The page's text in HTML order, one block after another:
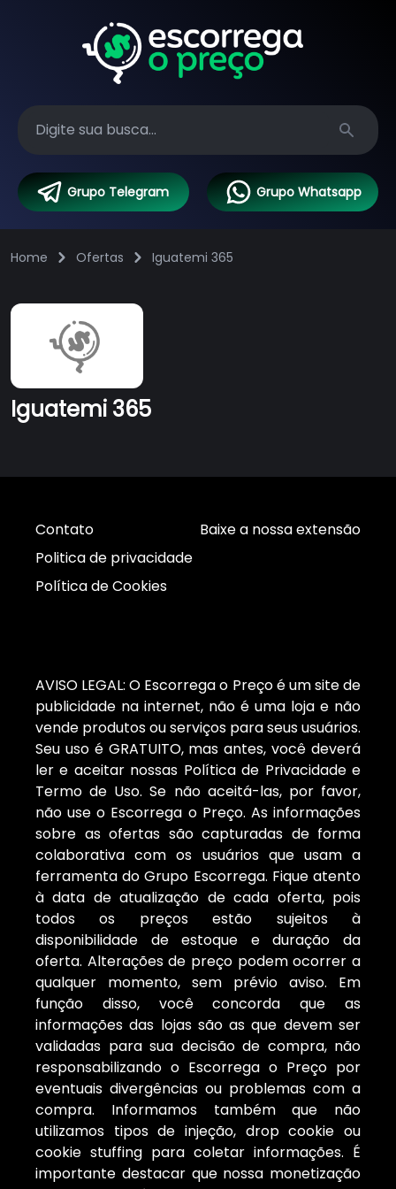
Search
Grupo Telegram Grupo Whatsapp
Home Ofertas Iguatemi 365
Iguatemi 365
Contato
Politica de privacidade
Política de Cookies
Baixe a nossa extensão
AVISO LEGAL: O Escorrega o Preço é um site de
publicidade na internet, não é uma loja e não
vende produtos ou serviços para seus usuários.
Seu uso é GRATUITO, mas antes, você deverá
ler e aceitar nossas Política de Privacidade e
Termo de Uso. Se não aceitá-las, por favor,
não use o Escorrega o Preço. As informações
sobre as ofertas são capturadas de forma
colaborativa com os usuários que usam a
ferramenta do Grupo Escorrega. Fique atento
à data de atualização de cada oferta, pois
todos os preços estão sujeitos à
disponibilidade de estoque e duração da
oferta. Alterações de preço podem ocorrer a
qualquer momento, sem prévio aviso. Em
função disso, você concorda que as
informações das lojas são as que devem ser
validadas para sua decisão de compra, não
responsabilizando o Escorrega o Preço por
eventuais divergências ou problemas com a
compra. Informamos também que não
utilizamos tipos de injeção, drop cookie ou
cookie stuffing para coletar informações. É
importante destacar que nossa monetização